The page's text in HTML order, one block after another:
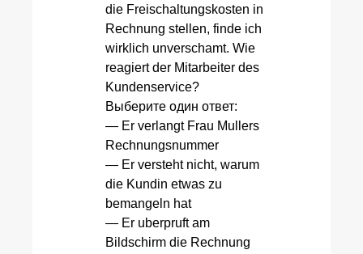
die Freischaltungskosten in
Rechnung stellen, finde ich
wirklich unverschamt. Wie
reagiert der Mitarbeiter des
Kundenservice?
Выберите один ответ:
— Er verlangt Frau Mullers
Rechnungsnummer
— Er versteht nicht, warum
die Kundin etwas zu
bemangeln hat
— Er uberpruft am
Bildschirm die Rechnung